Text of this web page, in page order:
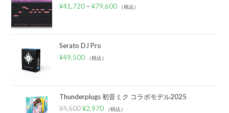
¥41,720 –¥79,600 （税込）
Serato DJ Pro
¥49,500 （税込）
Thunderplugs 初音ミク コラボモデル2025
¥4,500 ¥2,970 （税込）